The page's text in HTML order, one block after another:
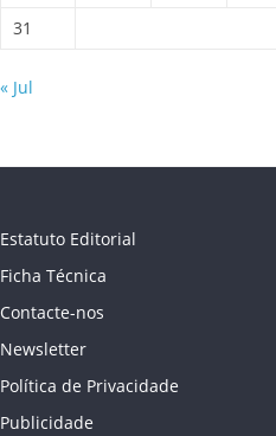
31
« Jul
Estatuto Editorial
Ficha Técnica
Contacte-nos
Newsletter
Política de Privacidade
Publicidade